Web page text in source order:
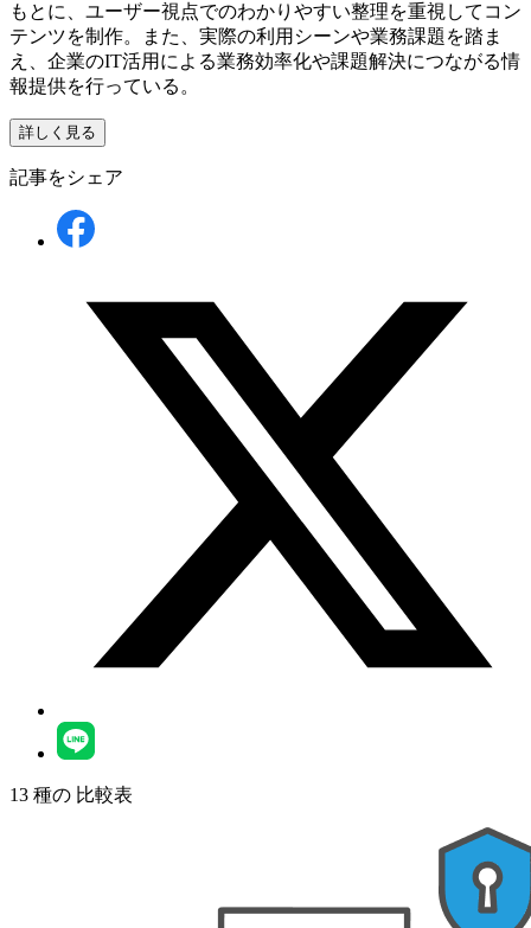
もとに、ユーザー視点でのわかりやすい整理を重視してコン
テンツを制作。また、実際の利用シーンや業務課題を踏ま
え、企業のIT活用による業務効率化や課題解決につながる情
報提供を行っている。
詳しく見る
記事をシェア
13 種の 比較表